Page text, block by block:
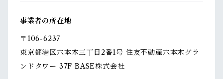
事業者の所在地
〒106-6237
東京都港区六本木三丁目2番1号 住友不動産六本木グラ
ンドタワー 37F BASE株式会社